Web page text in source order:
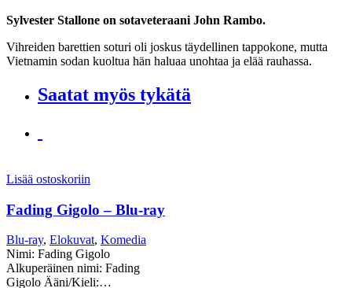
Sylvester Stallone on sotaveteraani John Rambo.
Vihreiden barettien soturi oli joskus täydellinen tappokone, mutta
Vietnamin sodan kuoltua hän haluaa unohtaa ja elää rauhassa.
Saatat myös tykätä
Lisää ostoskoriin
Fading Gigolo – Blu-ray
Blu-ray, Elokuvat, Komedia
Nimi: Fading Gigolo
Alkuperäinen nimi: Fading
Gigolo Ääni/Kieli:…